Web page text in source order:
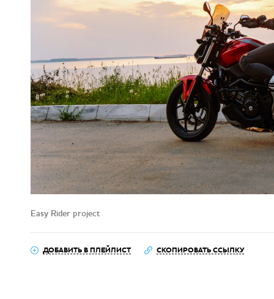
Easy Rider project
ДОБАВИТЬ В ПЛЕЙЛИСТ СКОПИРОВАТЬ ССЫЛКУ